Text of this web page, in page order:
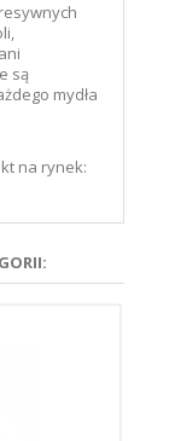
są
mydła
na rynek: